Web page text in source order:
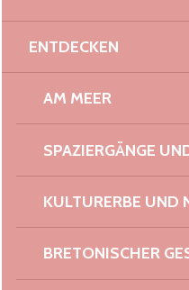
ENTDECKEN
AM MEER
SPAZIERGÄNGE
KULTURERBE UND
BRETONISCHER
liegt "mit den
40 Personen eine
das ganze
bis zur
Wochenenden,
Mit seinem